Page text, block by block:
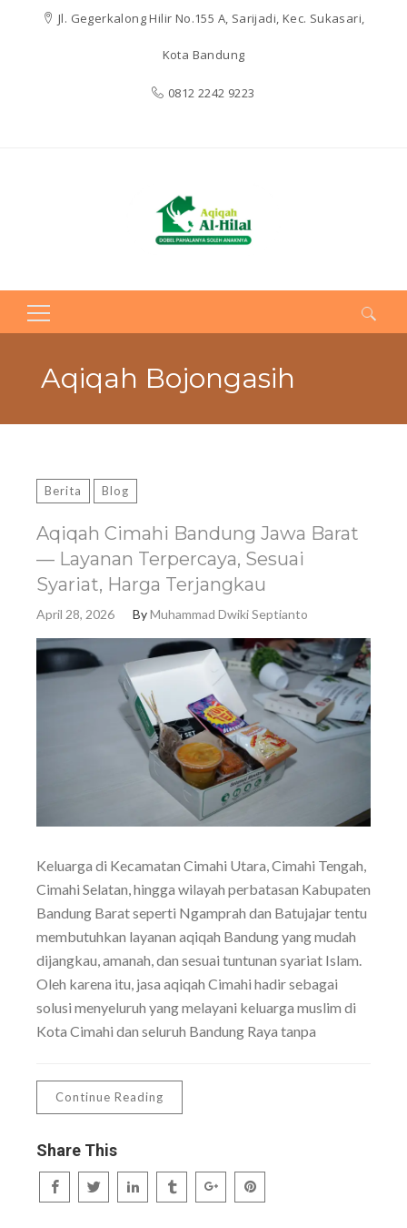
Jl. Gegerkalong Hilir No.155 A, Sarijadi, Kec. Sukasari,
Kota Bandung
0812 2242 9223
Search
Aqiqah Bojongasih
Berita Blog
Aqiqah Cimahi Bandung Jawa Barat
— Layanan Terpercaya, Sesuai
Syariat, Harga Terjangkau
April 28, 2026 ByMuhammad Dwiki Septianto
Keluarga di Kecamatan Cimahi Utara, Cimahi Tengah,
Cimahi Selatan, hingga wilayah perbatasan Kabupaten
Bandung Barat seperti Ngamprah dan Batujajar tentu
membutuhkan layanan aqiqah Bandung yang mudah
dijangkau, amanah, dan sesuai tuntunan syariat Islam.
Oleh karena itu, jasa aqiqah Cimahi hadir sebagai
solusi menyeluruh yang melayani keluarga muslim di
Kota Cimahi dan seluruh Bandung Raya tanpa
Continue Reading
Share This